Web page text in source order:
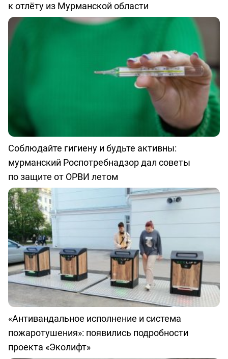
к отлёту из Мурманской области
Соблюдайте гигиену и будьте активны:
мурманский Роспотребнадзор дал советы
по защите от ОРВИ летом
«Антивандальное исполнение и система
пожаротушения»: появились подробности
проекта «Эколифт»